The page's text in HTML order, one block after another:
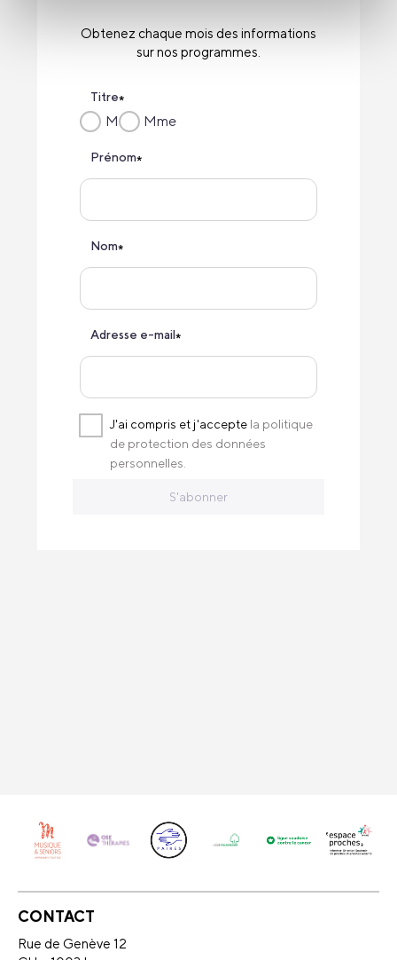
Obtenez chaque mois des informations
sur nos programmes.
Titre*
M
Mme
Prénom*
Nom*
Adresse e-mail*
J'ai compris et j'accepte la politique
de protection des données
personnelles.
S'abonner
CONTACT
Rue de Genève 12